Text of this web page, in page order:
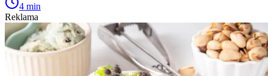
4 min
Reklama